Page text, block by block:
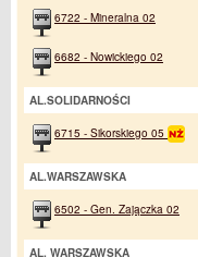
6722 - Mineralna 02
6682 - Nowickiego 02
AL.SOLIDARNOŚCI
6715 - Sikorskiego 05
AL.WARSZAWSKA
6502 - Gen. Zajączka 02
AL. WARSZAWSKA